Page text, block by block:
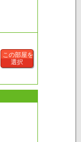
この部屋を
選択